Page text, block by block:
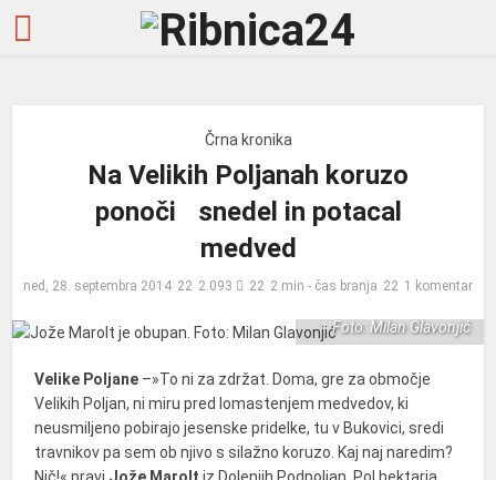
Črna kronika
Na Velikih Poljanah koruzo
ponoči snedel in potacal
medved
ned, 28. septembra 2014 2.093 2 min - čas branja 1 komentar
Foto: Milan Glavonjić
Velike Poljane –»To ni za zdržat. Doma, gre za območje
Velikih Poljan, ni miru pred lomastenjem medvedov, ki
neusmiljeno pobirajo jesenske pridelke, tu v Bukovici, sredi
travnikov pa sem ob njivo s silažno koruzo. Kaj naj naredim?